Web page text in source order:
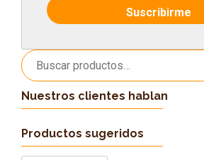
Buscar
por:
Nuestros clientes hablan
Productos sugeridos